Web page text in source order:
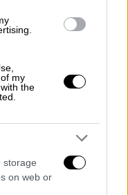
my
the
storage
on web or
νεκροί
Ζητούν